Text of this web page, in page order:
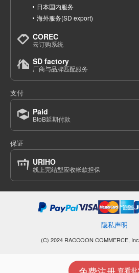
查看批
日本国内服务
海外服务(SD export)
COREC
云订购系统
SD factory
厂商与品牌匹配服务
支付
Paid
BtoB延期付款
保证
URIHO
线上完结型应收帐款担保
隐私声明
(C) 2024 RACCOON COMMERCE,